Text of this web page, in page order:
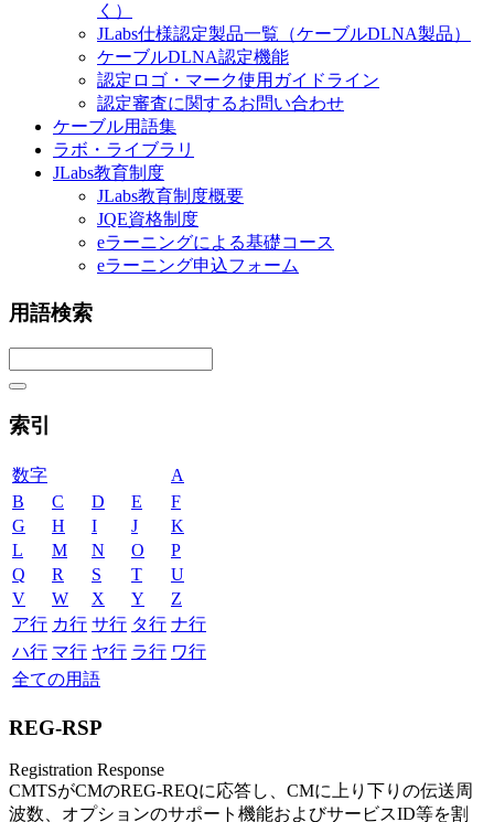
く）
JLabs仕様認定製品一覧（ケーブルDLNA製品）
ケーブルDLNA認定機能
認定ロゴ・マーク使用ガイドライン
認定審査に関するお問い合わせ
ケーブル用語集
ラボ・ライブラリ
JLabs教育制度
JLabs教育制度概要
JQE資格制度
eラーニングによる基礎コース
eラーニング申込フォーム
用語検索
索引
数字
A
B
C D E
F
G
H I J
K
L
M N O
P
Q
R S T
U
V
W X Y
Z
ア行 カ行 サ行 タ行 ナ行
ハ行 マ行 ヤ行 ラ行 ワ行
全ての用語
REG-RSP
Registration Response
CMTSがCMのREG-REQに応答し、CMに上り下りの伝送周
波数、オプションのサポート機能およびサービスID等を割